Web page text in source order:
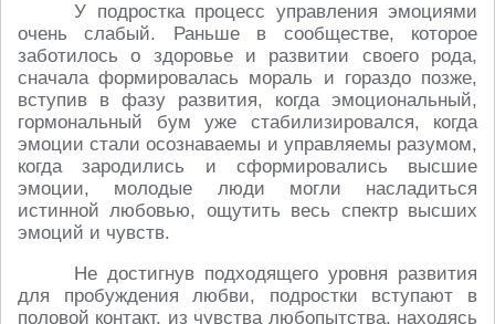
У подростка процесс управления эмоциями
очень слабый. Раньше в сообществе, которое
заботилось о здоровье и развитии своего рода,
сначала формировалась мораль и гораздо позже,
вступив в фазу развития, когда эмоциональный,
гормональный бум уже стабилизировался, когда
эмоции стали осознаваемы и управляемы разумом,
когда зародились и сформировались высшие
эмоции, молодые люди могли насладиться
истинной любовью, ощутить весь спектр высших
эмоций и чувств.
Не достигнув подходящего уровня развития
для пробуждения любви, подростки вступают в
половой контакт, из чувства любопытства, находясь